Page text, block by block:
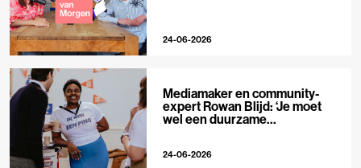
24-06-2026
Mediamaker en community-
expert Rowan Blijd: ‘Je moet
wel een duurzame
24-06-2026